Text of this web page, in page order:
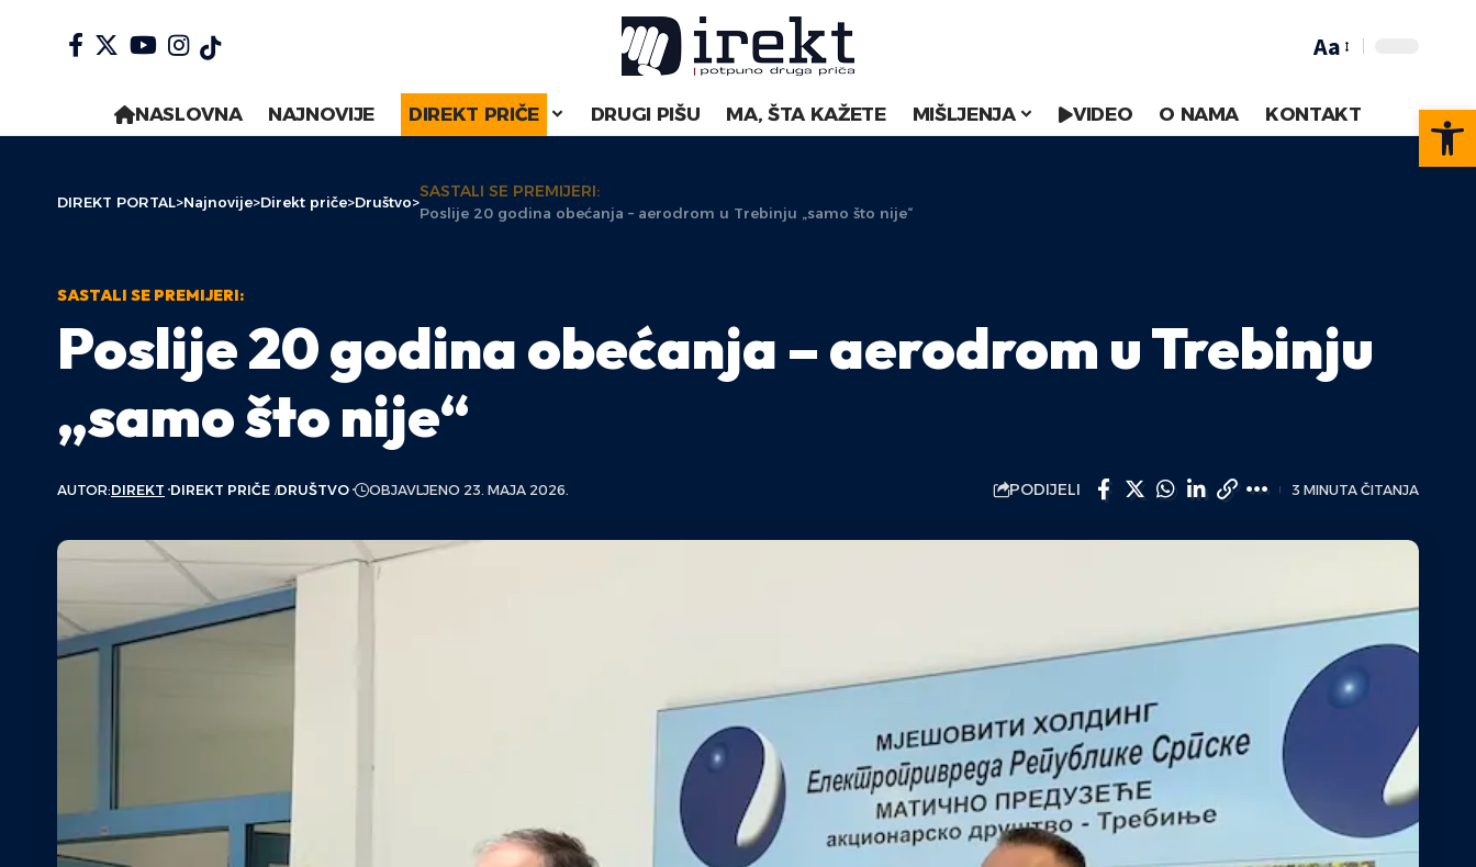
Aa
NASLOVNA NAJNOVIJE DIREKT PRIČE DRUGI PIŠU MA, ŠTA KAŽETE MIŠLJENJA VIDEO O NAMA KONTAKT
DIREKT PORTAL>Najnovije>Direkt priče>Društvo>
SASTALI SE PREMIJERI:
Poslije 20 godina obećanja – aerodrom u Trebinju „samo što nije“
SASTALI SE PREMIJERI:
Poslije 20 godina obećanja – aerodrom u Trebinju
„samo što nije“
AUTOR:DIREKT DIREKT PRIČE DRUŠTVO OBJAVLJENO 23. MAJA 2026. PODIJELI 3 MINUTA ČITANJA